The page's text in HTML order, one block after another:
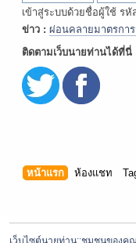
เข้าสู่ระบบด้วยชื่อผู้ใช้ รหั
ข่าว : ผ่อนคลายมาตรกา
ติดตามเว็บนายท่านได้ที่นี่
หน้าแรก ห้องแชท
เว็บไซต์นายท่าน::ชุมชนของคุ